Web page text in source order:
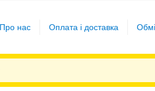
Про нас Оплата і доставка